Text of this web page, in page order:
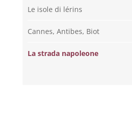
Le isole di lérins
Cannes, Antibes, Biot
La strada napoleone